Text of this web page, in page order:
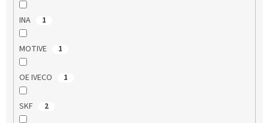
INA 1
MOTIVE 1
OE IVECO 1
SKF 2